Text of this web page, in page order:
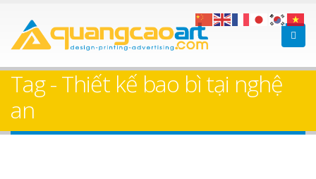
Tag - Thiết kế bao bì tại nghệ
an